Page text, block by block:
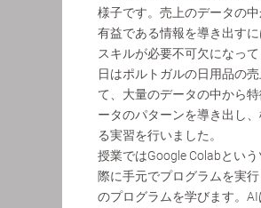
様子です。売上のデータの
有益である情報を導き出す
スキルが必要不可欠になっ
日はポルトガルの日用品の
て、大量のデータの中から
ータのパターンを導き出し
る実習を行いました。
授業ではGoogle Colabとい
際に手元でプログラムを実
のプログラムを学びます。